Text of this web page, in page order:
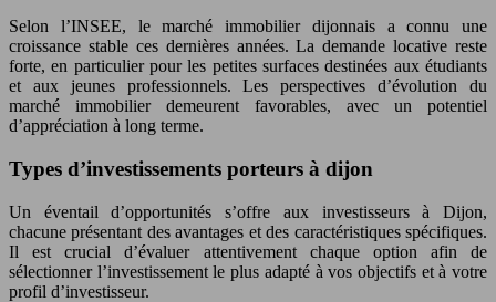
Selon l’INSEE, le marché immobilier dijonnais a connu une
croissance stable ces dernières années. La demande locative reste
forte, en particulier pour les petites surfaces destinées aux étudiants
et aux jeunes professionnels. Les perspectives d’évolution du
marché immobilier demeurent favorables, avec un potentiel
d’appréciation à long terme.
Types d’investissements porteurs à dijon
Un éventail d’opportunités s’offre aux investisseurs à Dijon,
chacune présentant des avantages et des caractéristiques spécifiques.
Il est crucial d’évaluer attentivement chaque option afin de
sélectionner l’investissement le plus adapté à vos objectifs et à votre
profil d’investisseur.